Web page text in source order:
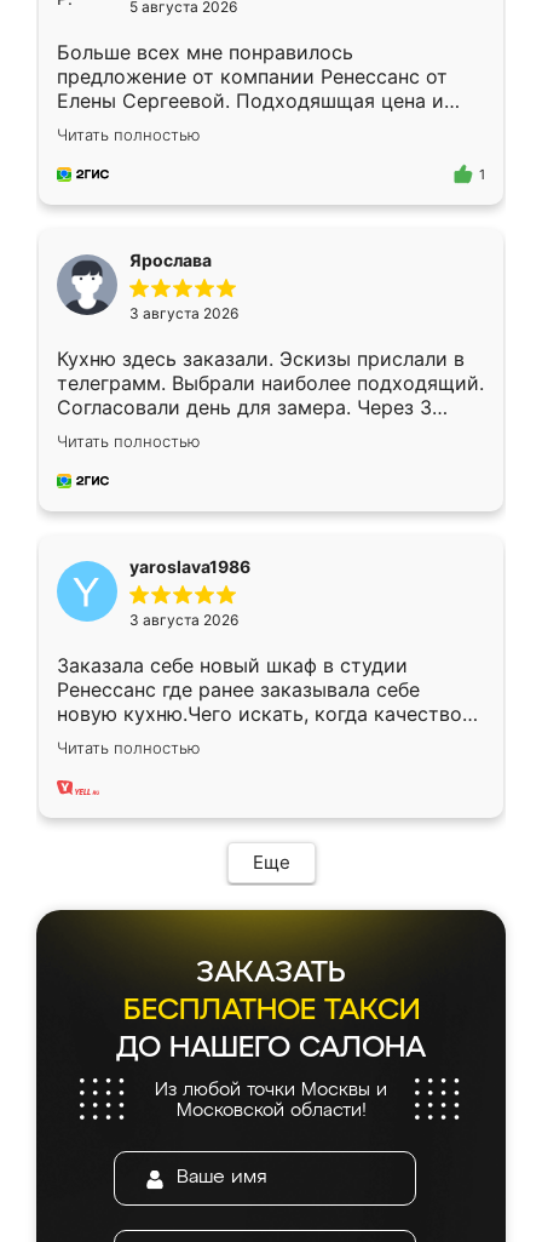
5 августа 2026
Больше всех мне понравилось
предложение от компании Ренессанс от
Елены Сергеевой. Подходяшщая цена и
короткие сроки изготовления. Приехавший
для замера сотрудник Владислав
предложил по моему эскизу самый
Читать полностью
1
Ярослава
3 августа 2026
Кухню здесь заказали. Эскизы прислали в
телеграмм. Выбрали наиболее подходящий.
Согласовали день для замера. Через 3
недели кухня была уже готова. Остались
довольны работой. Спасибо Ренессанс
мебель за качественную работу!
Читать полностью
yaroslava1986
3 августа 2026
Заказала себе новый шкаф в студии
Ренессанс где ранее заказывала себе
новую кухню.Чего искать, когда качеством
вполне довольна. Служит кухня уже почти
два года, нареканий нет.
Читать полностью
Еще
ЗАКАЗАТЬ
БЕСПЛАТНОЕ ТАКСИ
ДО НАШЕГО САЛОНА
Из любой точки Москвы и
Московской области!